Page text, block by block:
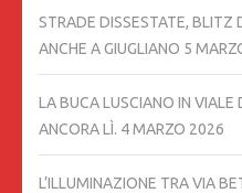
STRADE DISSESTATE, BLITZ
ANCHE A GIUGLIANO 5
LA BUCA LUSCIANO IN VIALE
ANCORA LÌ. 4 MARZO 2026
L’ILLUMINAZIONE TRA VIA